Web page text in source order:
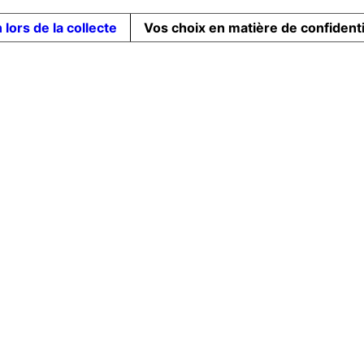
lors de la collecte Vos choix en matière de